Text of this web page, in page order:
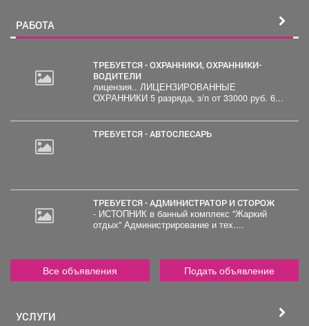
РАБОТА
ТРЕБУЕТСЯ - ОХРАННИКИ, ОХРАННИКИ-
ВОДИТЕЛИ
лицензия.. ЛИЦЕНЗИРОВАННЫЕ
ОХРАННИКИ 5 разряда, з/п от 33000 руб. 6...
ТРЕБУЕТСЯ - АВТОСЛЕСАРЬ
ТРЕБУЕТСЯ - АДМИНИСТРАТОР И СТОРОЖ
- ИСТОПНИК в банный комплекс "Жаркий
отдых" Администрирование и тех....
Все объявления Подать объявление
УСЛУГИ